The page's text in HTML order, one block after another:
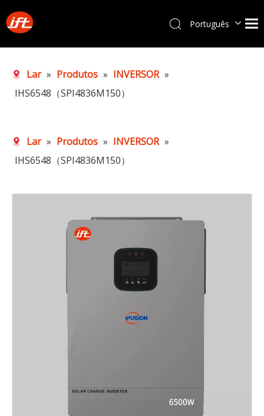
Português
Lar » Produtos » INVERSOR »
IHS6548（SPI4836M150）
Lar » Produtos » INVERSOR »
IHS6548（SPI4836M150）